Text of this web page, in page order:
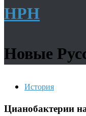
НРН
Новые
История
Цианобактерии